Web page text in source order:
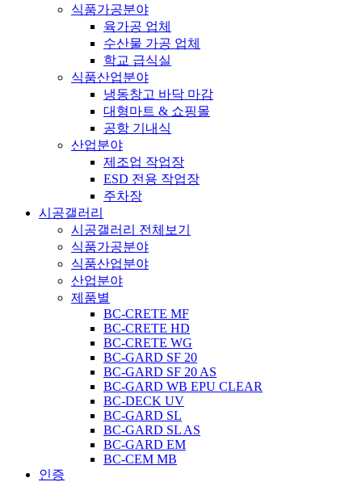
식품가공분야
육가공 업체
수산물 가공 업체
학교 급식실
식품산업분야
냉동창고 바닥 마감
대형마트 & 쇼핑몰
공항 기내식
산업분야
제조업 작업장
ESD 전용 작업장
주차장
시공갤러리
시공갤러리 전체보기
식품가공분야
식품산업분야
산업분야
제품별
BC-CRETE MF
BC-CRETE HD
BC-CRETE WG
BC-GARD SF 20
BC-GARD SF 20 AS
BC-GARD WB EPU CLEAR
BC-DECK UV
BC-GARD SL
BC-GARD SL AS
BC-GARD EM
BC-CEM MB
인증